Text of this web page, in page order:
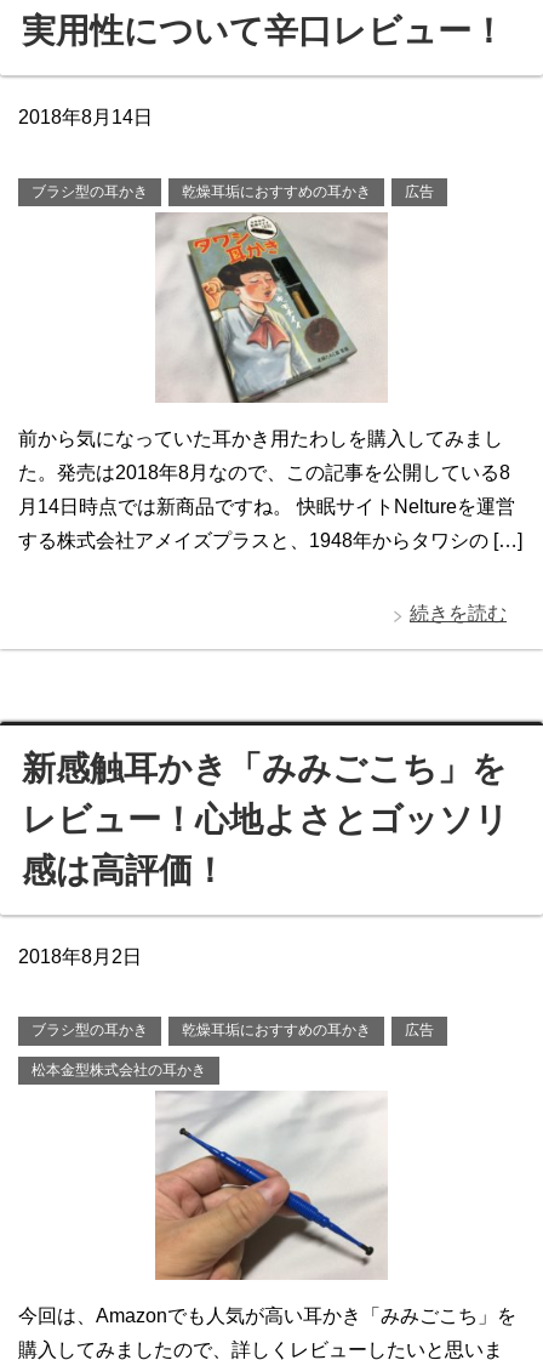
実用性について辛口レビュー！
2018年8月14日
ブラシ型の耳かき 乾燥耳垢におすすめの耳かき 広告
前から気になっていた耳かき用たわしを購入してみまし
た。発売は2018年8月なので、この記事を公開している8
月14日時点では新商品ですね。 快眠サイトNeltureを運営
する株式会社アメイズプラスと、1948年からタワシの […]
続きを読む
新感触耳かき「みみごこち」を
レビュー！心地よさとゴッソリ
感は高評価！
2018年8月2日
ブラシ型の耳かき 乾燥耳垢におすすめの耳かき 広告
松本金型株式会社の耳かき
今回は、Amazonでも人気が高い耳かき「みみごこち」を
購入してみましたので、詳しくレビューしたいと思いま